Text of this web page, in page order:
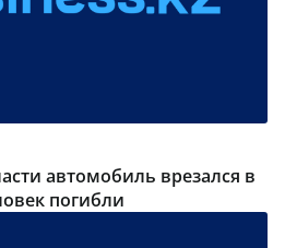
автомобиль врезался в
погибли